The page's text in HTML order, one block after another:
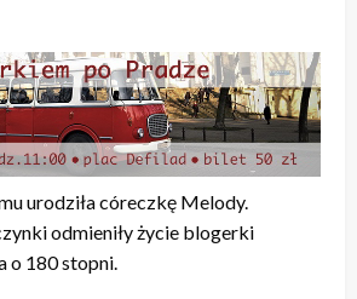
urodziła córeczkę Melody.
odmieniły życie blogerki
o 180 stopni.